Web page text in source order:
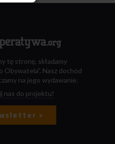
tę stronę, składamy
Obywatela”. Nasz dochód
na jego wydawanie.
nas do projektu!
»